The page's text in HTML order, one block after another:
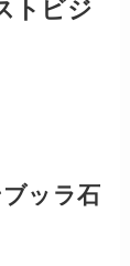
トビジ
ッラ石